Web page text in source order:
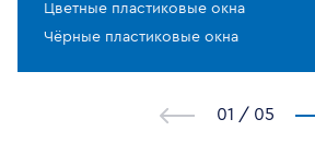
Цветные пластиковые окна
Чёрные пластиковые окна
1 / 5